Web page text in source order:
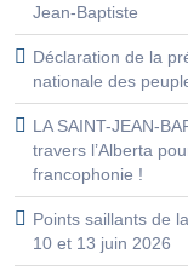
Jean-Baptiste
Déclaration de la
nationale des
LA SAINT-JEAN-
travers l’Alberta
francophonie !
Points saillants de
10 et 13 juin 2026